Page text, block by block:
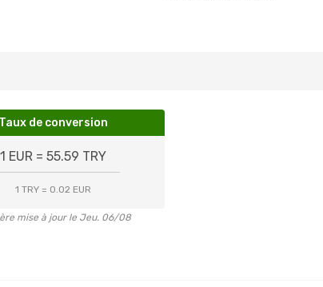
Taux de conversion
1 EUR = 55.59 TRY
1 TRY = 0.02 EUR
mise à jour le Jeu. 06/08